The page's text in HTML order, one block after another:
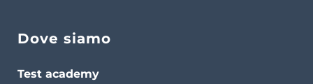
Dove siamo
Test academy